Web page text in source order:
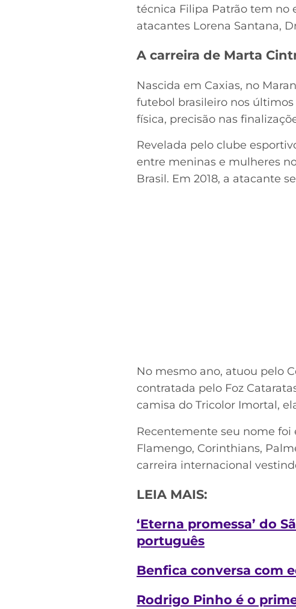
técnica Filipa Patrão tem no
atacantes Lorena Santana,
A carreira de Marta
Nascida em Caxias, no
futebol brasileiro nos últimos
física, precisão nas
Revelada pelo clube
entre meninas e mulheres
Brasil. Em 2018, a atacante
No mesmo ano, atuou pelo
contratada pelo Foz
camisa do Tricolor Imortal,
Recentemente seu nome
Flamengo, Corinthians,
carreira internacional
LEIA MAIS:
‘Eterna promessa’ do
português
Benfica conversa com
Rodrigo Pinho é o